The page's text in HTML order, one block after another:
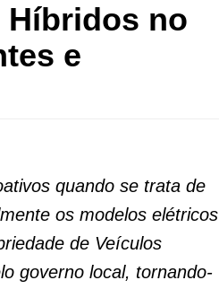
Híbridos no
e
quando se trata de
os modelos elétricos
de Veículos
governo local, tornando-